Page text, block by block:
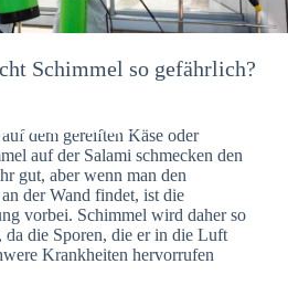
in Heidelsheim –
und Stelle
Schimmel so gefährlich?
dem gereiften Käse oder
auf der Salami schmecken den
gut, aber wenn man den
der Wand findet, ist die
vorbei. Schimmel wird daher so
da die Sporen, die er in die Luft
Krankheiten hervorrufen